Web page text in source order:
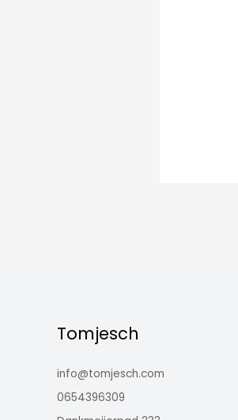
Tomjesch
info@tomjesch.com
0654396309